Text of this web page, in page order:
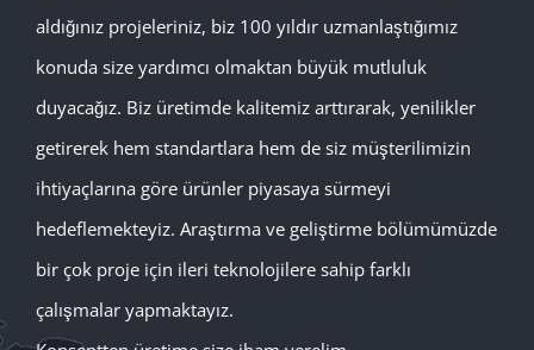
aldığınız projeleriniz, biz 100 yıldır uzmanlaştığımız
konuda size yardımcı olmaktan büyük mutluluk
duyacağız. Biz üretimde kalitemiz arttırarak, yenilikler
getirerek hem standartlara hem de siz müşterilimizin
ihtiyaçlarına göre ürünler piyasaya sürmeyi
hedeflemekteyiz. Araştırma ve geliştirme bölümümüzde
bir çok proje için ileri teknolojilere sahip farklı
çalışmalar yapmaktayız.